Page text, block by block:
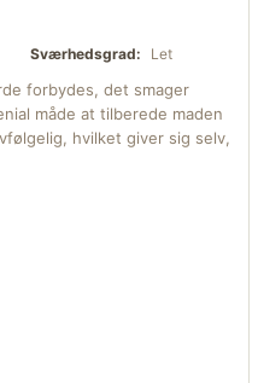
Sværhedsgrad: Let
forbydes, det smager
måde at tilberede maden
hvilket giver sig selv,